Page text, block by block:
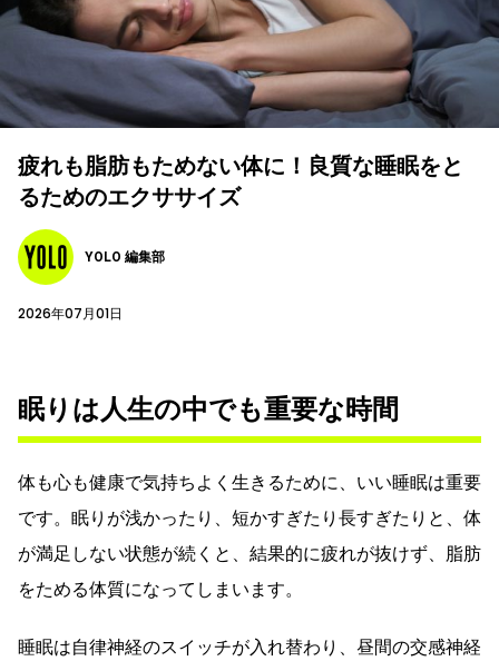
疲れも脂肪もためない体に！良質な睡眠をと
るためのエクササイズ
YOLO 編集部
2026年07月01日
眠りは人生の中でも重要な時間
体も心も健康で気持ちよく生きるために、いい睡眠は重要
です。眠りが浅かったり、短かすぎたり長すぎたりと、体
が満足しない状態が続くと、結果的に疲れが抜けず、脂肪
をためる体質になってしまいます。
睡眠は自律神経のスイッチが入れ替わり、昼間の交感神経